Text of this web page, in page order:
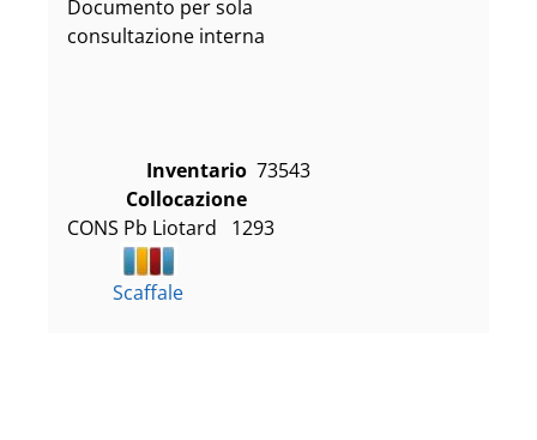
Documento per sola
consultazione interna
Inventario 73543
Collocazione
CONS Pb Liotard   1293
Scaffale